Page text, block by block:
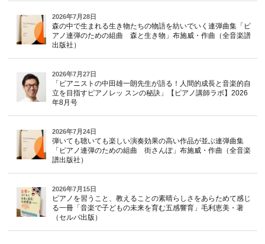
2026年7月28日
森の中で生まれる生き物たちの物語を紡いでいく連弾曲集「ピ
アノ連弾のための組曲 森と生き物」布施威・作曲（全音楽譜
出版社）
2026年7月27日
「ピアニストの中田雄一朗先生が語る！人間的成長と音楽的自
立を目指すピアノレッ スンの秘訣」【ピアノ講師ラボ】2026
年8月号
2026年7月24日
弾いても聴いても楽しい演奏効果の高い作品が並ぶ連弾曲集
「ピアノ連弾のための組曲 街さんぽ」布施威・作曲（全音楽
譜出版社）
2026年7月15日
ピアノを習うこと、教えることの素晴らしさをあらためて感じ
る一冊「音楽で子どもの未来を育む五感響育」毛利恵美・著
（セルバ出版）